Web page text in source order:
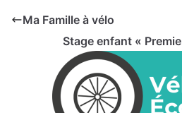
Ma Famille à vélo
Stage enfant «